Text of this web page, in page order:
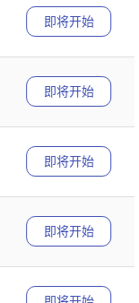
即将开始
即将开始
即将开始
即将开始